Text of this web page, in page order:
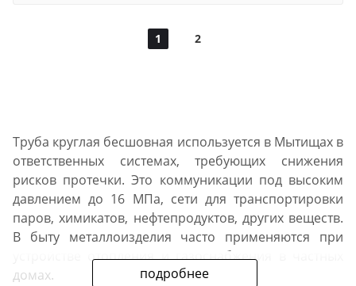
1 2
подробнее
Труба круглая бесшовная используется в Мытищах в
ответственных системах, требующих снижения
рисков протечки. Это коммуникации под высоким
давлением до 16 МПа, сети для транспортировки
паров, химикатов, нефтепродуктов, других веществ.
В быту металлоизделия часто применяются при
устройстве отопления и газоснабжения в частных
домах.